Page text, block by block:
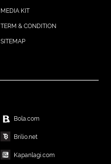
MEDIA KIT
TERM & CONDITION
SITEMAP
Bola.com
Brilio.net
Kapanlagi.com